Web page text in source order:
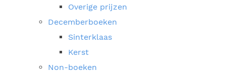
Overige prijzen
Decemberboeken
Sinterklaas
Kerst
Non-boeken